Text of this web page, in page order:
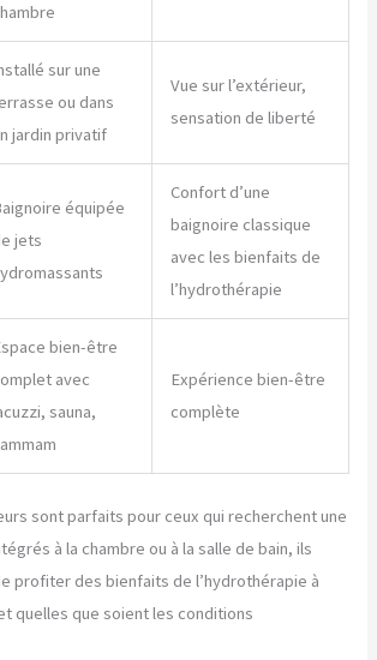
sur une
ou dans
jardin privatif
Vue sur l’extérieur,
sensation de liberté
équipée
jets
Confort d’une
baignoire classique
avec les bienfaits de
l’hydrothérapie
bien-être
avec
sauna,
Expérience bien-être
complète
sont parfaits pour ceux qui recherchent une
à la chambre ou à la salle de bain, ils
profiter des bienfaits de l’hydrothérapie à
quelles que soient les conditions